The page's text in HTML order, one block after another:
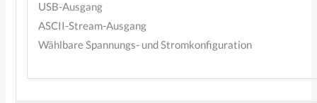
USB-Ausgang
ASCII-Stream-Ausgang
Wählbare Spannungs- und Stromkonfiguration